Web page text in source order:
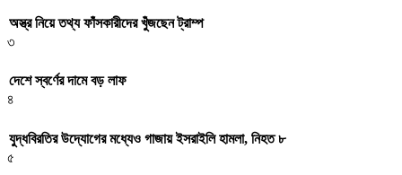
অস্ত্র নিয়ে তথ্য ফাঁসকারীদের খুঁজছেন ট্রাম্প
৩
দেশে স্বর্ণের দামে বড় লাফ
৪
যুদ্ধবিরতির উদ্যোগের মধ্যেও গাজায় ইসরাইলি হামলা, নিহত ৮
৫